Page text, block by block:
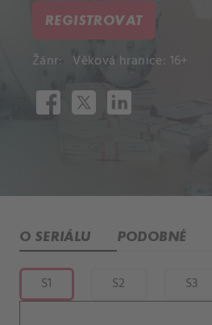
REGISTROVAT
Žánr: Věková hranice: 16+
O SERIÁLU PODOBNÉ
S1 S2 S3